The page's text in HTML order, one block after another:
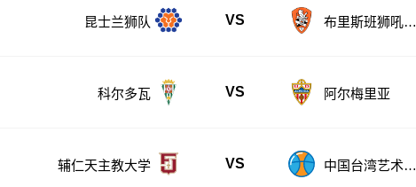
昆士兰狮队 VS
布里斯班狮吼青
科尔多瓦 VS 阿尔梅里亚
辅仁天主教大学 VS
中国台湾艺术大